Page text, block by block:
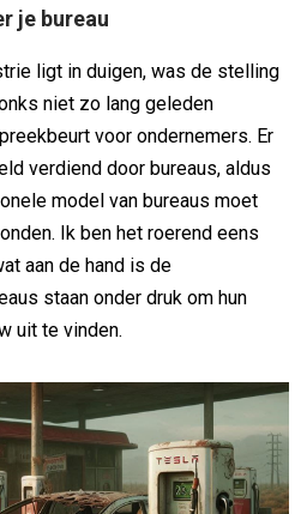
je bureau
ligt in duigen, was de stelling
niet zo lang geleden
voor ondernemers. Er
verdiend door bureaus, aldus
model van bureaus moet
Ik ben het roerend eens
aan de hand is de
staan onder druk om hun
uit te vinden.